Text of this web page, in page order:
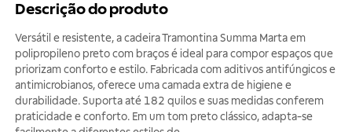
Descrição do produto
Versátil e resistente, a cadeira Tramontina Summa Marta em
polipropileno preto com braços é ideal para compor espaços que
priorizam conforto e estilo. Fabricada com aditivos antifúngicos e
antimicrobianos, oferece uma camada extra de higiene e
durabilidade. Suporta até 182 quilos e suas medidas conferem
praticidade e conforto. Em um tom preto clássico, adapta-se